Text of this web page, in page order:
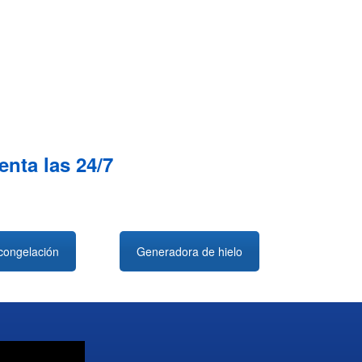
las 24/7
Generadora de hielo